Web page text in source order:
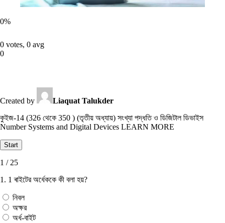
0%
0 votes, 0 avg
0
Created by
Liaquat Talukder
কুইজ-14 (326 থেকে 350 ) (তৃতীয় অধ্যায়) সংখ্যা পদ্ধতি ও ডিজিটাল ডিভাইস
Number Systems and Digital Devices LEARN MORE
1 / 25
1. 1 ৰাইটের অর্ধেককে কী বলা হয়?
নিবল
অক্ষর
অর্ধ-বাইট